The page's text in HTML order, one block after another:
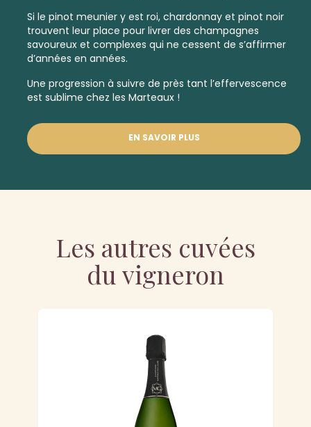
Si le pinot meunier y est roi, chardonnay et pinot noir
trouvent leur place pour livrer des champagnes
savoureux et complexes qui ne cessent de s’affirmer
d’années en années.
Une progression à suivre de près tant l’effervescence
est sublime chez les Marteaux !
EN SAVOIR PLUS
Les autres cuvées
du vigneron